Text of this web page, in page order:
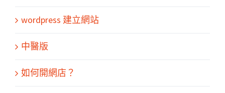
wordpress 建立網站
中醫版
如何開網店？